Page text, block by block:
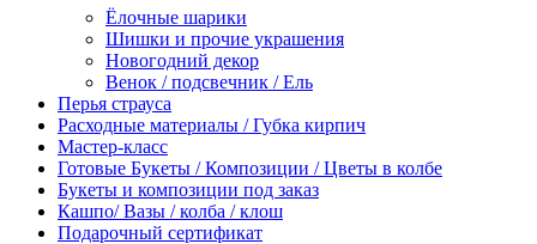
Ёлочные шарики
Шишки и прочие украшения
Новогодний декор
Венок / подсвечник / Ель
Перья страуса
Расходные материалы / Губка кирпич
Мастер-класс
Готовые Букеты / Композиции / Цветы в колбе
Букеты и композиции под заказ
Кашпо/ Вазы / колба / клош
Подарочный сертификат